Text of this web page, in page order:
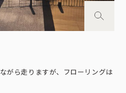
がら走りますが、フローリングは